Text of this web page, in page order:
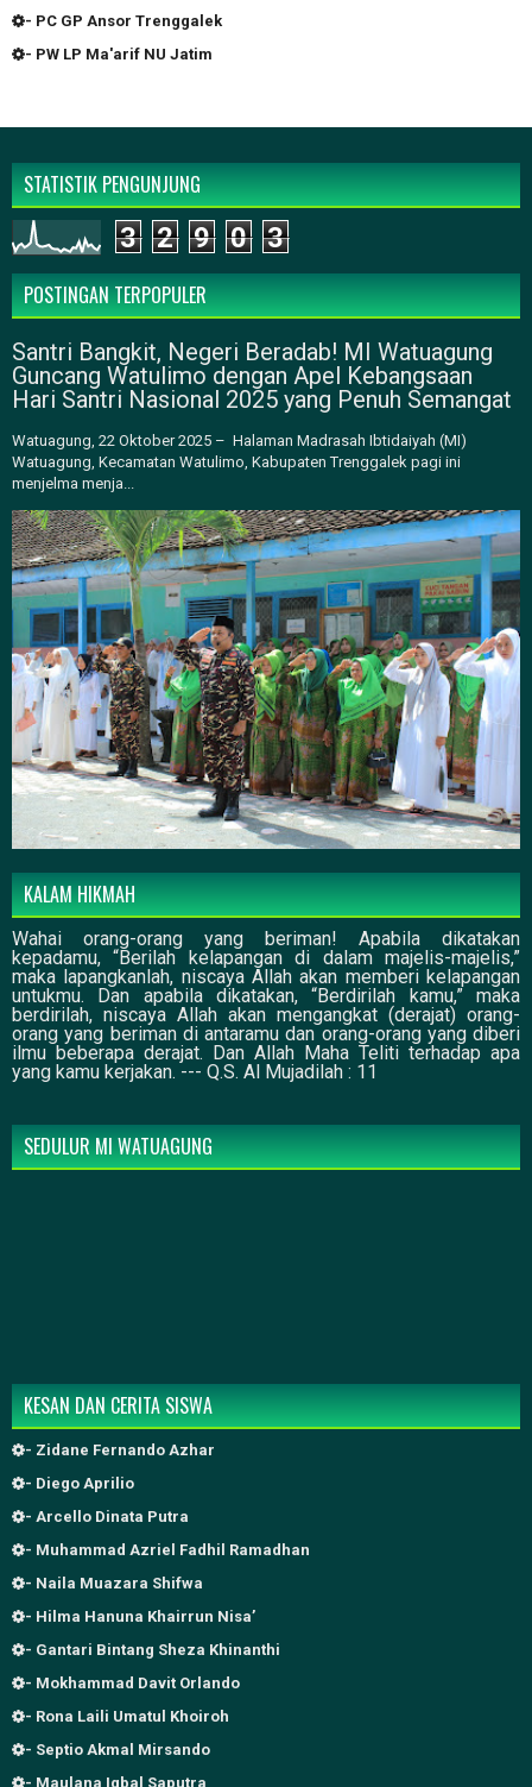
- PC GP Ansor Trenggalek
- PW LP Ma'arif NU Jatim
STATISTIK PENGUNJUNG
3 2 9 0 3
POSTINGAN TERPOPULER
Santri Bangkit, Negeri Beradab! MI Watuagung
Guncang Watulimo dengan Apel Kebangsaan
Hari Santri Nasional 2025 yang Penuh Semangat
Watuagung, 22 Oktober 2025 – Halaman Madrasah Ibtidaiyah (MI)
Watuagung, Kecamatan Watulimo, Kabupaten Trenggalek pagi ini
menjelma menja...
KALAM HIKMAH
Wahai orang-orang yang beriman! Apabila dikatakan
kepadamu, “Berilah kelapangan di dalam majelis-majelis,”
maka lapangkanlah, niscaya Allah akan memberi kelapangan
untukmu. Dan apabila dikatakan, “Berdirilah kamu,” maka
berdirilah, niscaya Allah akan mengangkat (derajat) orang-
orang yang beriman di antaramu dan orang-orang yang diberi
ilmu beberapa derajat. Dan Allah Maha Teliti terhadap apa
yang kamu kerjakan. --- Q.S. Al Mujadilah : 11
SEDULUR MI WATUAGUNG
KESAN DAN CERITA SISWA
- Zidane Fernando Azhar
- Diego Aprilio
- Arcello Dinata Putra
- Muhammad Azriel Fadhil Ramadhan
- Naila Muazara Shifwa
- Hilma Hanuna Khairrun Nisa’
- Gantari Bintang Sheza Khinanthi
- Mokhammad Davit Orlando
- Rona Laili Umatul Khoiroh
- Septio Akmal Mirsando
- Maulana Iqbal Saputra